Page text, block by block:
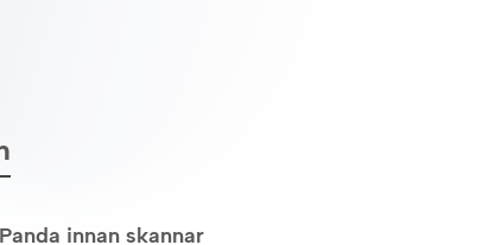
innan skannar